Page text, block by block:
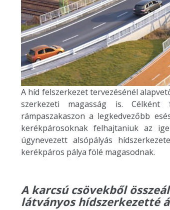
A híd felszerkezet tervezésénél
szerkezeti magasság is.
rámpaszakaszon a legkedvezőbb
kerékpárosoknak felhajtaniuk az
úgynevezett alsópályás
kerékpáros pálya fölé magasodnak.
A karcsú csövekből
látványos hídszerkezetté